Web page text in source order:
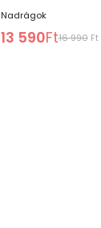
Nadrágok
13 590Ft16 990Ft